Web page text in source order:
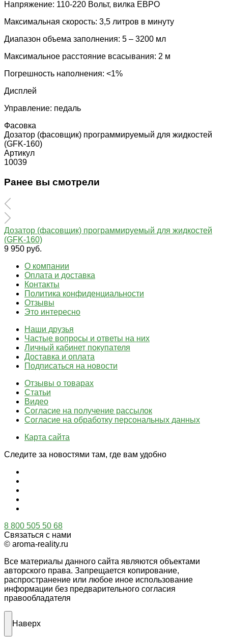
Напряжение: 110-220 Вольт, вилка ЕВРО
Максимальная скорость: 3,5 литров в минуту
Диапазон объема заполнения: 5 – 3200 мл
Максимальное расстояние всасывания: 2 м
Погрешность наполнения: <1%
Дисплей
Управление: педаль
Фасовка
Дозатор (фасовщик) программируемый для жидкостей
(GFK-160)
Артикул
10039
Ранее вы смотрели
Дозатор (фасовщик) программируемый для жидкостей
(GFK-160)
9 950 руб.
О компании
Оплата и доставка
Контакты
Политика конфиденциальности
Отзывы
Это интересно
Наши друзья
Частые вопросы и ответы на них
Личный кабинет покупателя
Доставка и оплата
Подписаться на новости
Отзывы о товарах
Статьи
Видео
Согласие на получение рассылок
Согласие на обработку персональных данных
Карта сайта
Следите за новостями там, где вам удобно
8 800 505 50 68
Связаться с нами
© aroma-reality.ru
Все материалы данного сайта являются объектами
авторского права. Запрещается копирование,
распространение или любое иное использование
информации без предварительного согласия
правообладателя
Наверх